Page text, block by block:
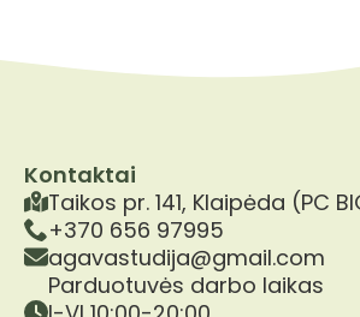
Kontaktai
Taikos pr. 141, Klaipėda (PC
+370 656 97995
agavastudija@gmail.com
Parduotuvės darbo laikas